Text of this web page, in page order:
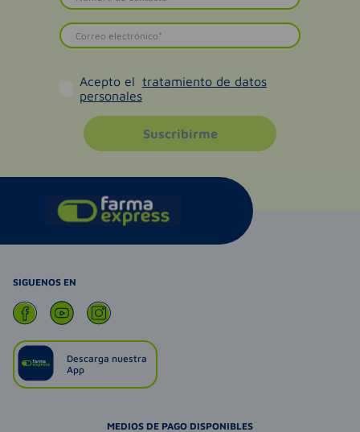
Acepto el tratamiento de datos
personales
Suscribirme
SIGUENOS EN
Descarga nuestra
App
MEDIOS DE PAGO DISPONIBLES